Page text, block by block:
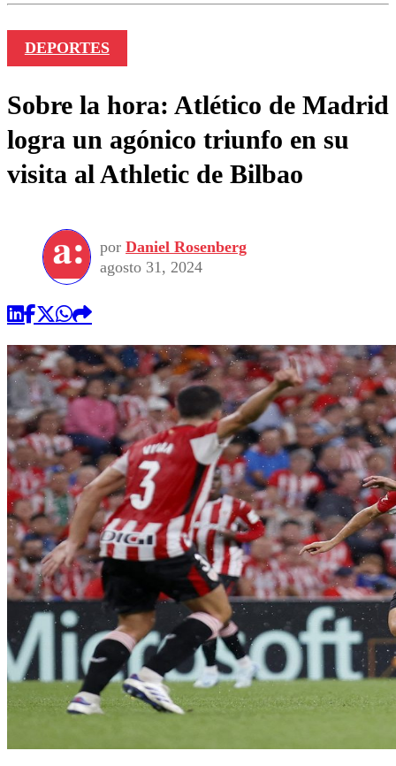
DEPORTES
Sobre la hora: Atlético de Madrid
logra un agónico triunfo en su
visita al Athletic de Bilbao
por Daniel Rosenberg
agosto 31, 2024